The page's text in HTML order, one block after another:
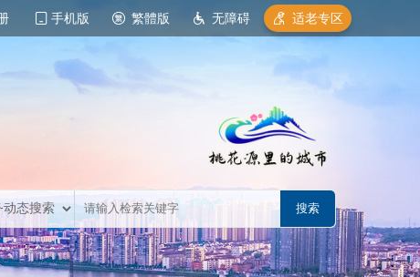
手机版 繁體版 无障碍 适老专区